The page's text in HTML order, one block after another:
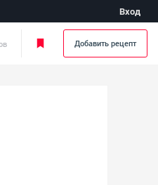
Вход
Добавить рецепт